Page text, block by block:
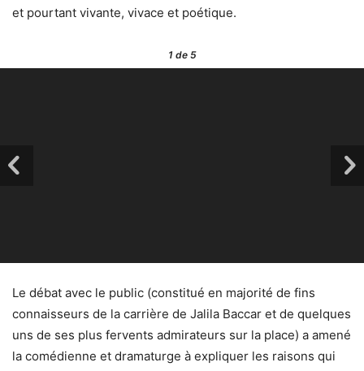
et pourtant vivante, vivace et poétique.
1de 5
Le débat avec le public (constitué en majorité de fins
connaisseurs de la carrière de Jalila Baccar et de quelques
uns de ses plus fervents admirateurs sur la place) a amené
la comédienne et dramaturge à expliquer les raisons qui